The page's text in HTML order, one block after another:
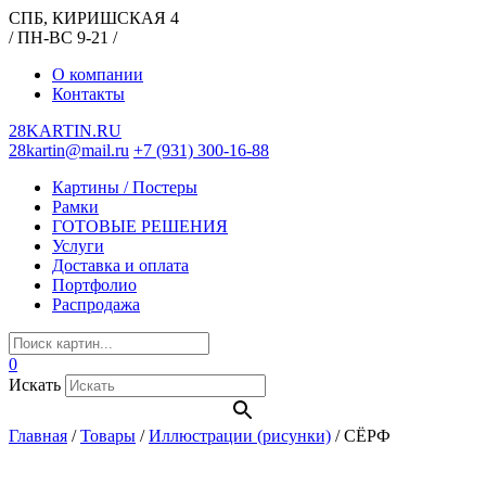
СПБ, КИРИШСКАЯ 4
/ ПН-ВС 9-21 /
О компании
Контакты
28KARTIN.RU
28kartin@mail.ru +7 (931) 300-16-88
Картины / Постеры
Рамки
ГОТОВЫЕ РЕШЕНИЯ
Услуги
Доставка и оплата
Портфолио
Распродажа
0
Искать
Главная /Товары /Иллюстрации (рисунки) /СЁРФ